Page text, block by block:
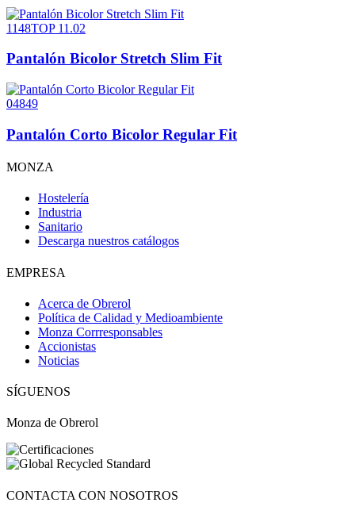
1148TOP 11.02
Pantalón Bicolor Stretch Slim Fit
04849
Pantalón Corto Bicolor Regular Fit
MONZA
Hostelería
Industria
Sanitario
Descarga nuestros catálogos
EMPRESA
Acerca de Obrerol
Política de Calidad y Medioambiente
Monza Corrresponsables
Accionistas
Noticias
SÍGUENOS
Monza de Obrerol
CONTACTA CON NOSOTROS